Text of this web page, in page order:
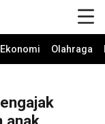
Ekonomi Olahraga